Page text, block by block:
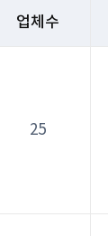
업체수
25